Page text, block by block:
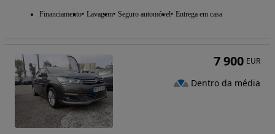
Financiamento Lavagem Seguro automóvel Entrega em casa
7 900 EUR
Dentro da média